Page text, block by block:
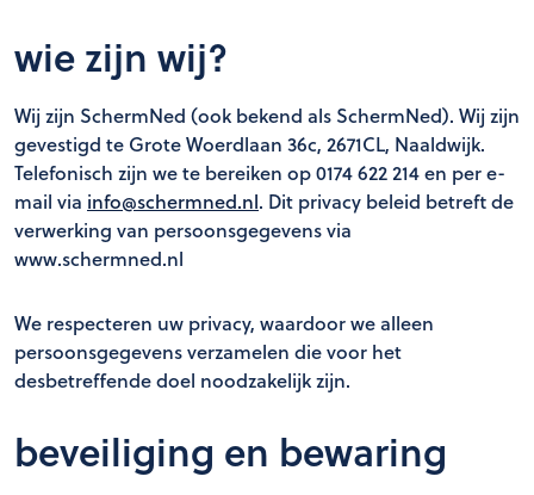
wie zijn wij?
Wij zijn SchermNed (ook bekend als SchermNed). Wij zijn
gevestigd te Grote Woerdlaan 36c, 2671CL, Naaldwijk.
Telefonisch zijn we te bereiken op 0174 622 214 en per e-
mail via info@schermned.nl. Dit privacy beleid betreft de
verwerking van persoonsgegevens via
www.schermned.nl
We respecteren uw privacy, waardoor we alleen
persoonsgegevens verzamelen die voor het
desbetreffende doel noodzakelijk zijn.
beveiliging en bewaring